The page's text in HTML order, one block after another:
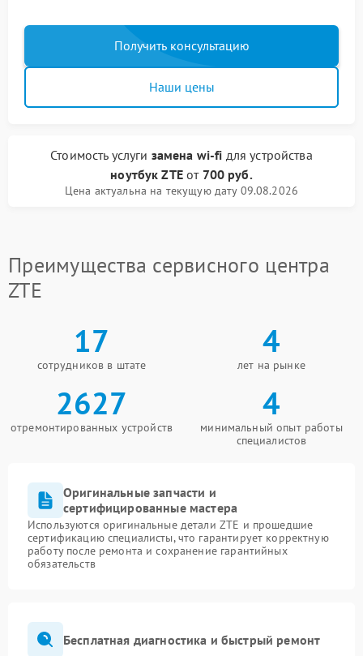
Получить консультацию
Наши цены
Стоимость услуги замена wi-fi для устройства
ноутбук ZTEот 700 руб.
Цена актуальна на текущую дату 09.08.2026
Преимущества сервисного центра
ZTE
17
сотрудников в штате
4
лет на рынке
2627
отремонтированных устройств
4
минимальный опыт работы
специалистов
Оригинальные запчасти и
сертифицированные мастера
Используются оригинальные детали ZTE и прошедшие
сертификацию специалисты, что гарантирует корректную
работу после ремонта и сохранение гарантийных
обязательств
Бесплатная диагностика и быстрый ремонт